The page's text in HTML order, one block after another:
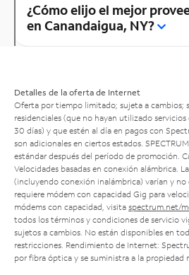
¿Cómo elijo el mejor
en Canandaigua, NY?
Detalles de la oferta de Internet
Oferta por tiempo limitado; sujeta a cambios;
residenciales (que no hayan utilizado
30 días) y que estén al día en pagos con
son adicionales en ciertos estados.
estándar después del período de promoción.
Velocidades basadas en conexión alámbrica.
(incluyendo conexión inalámbrica) varían y no
requiere módem con capacidad Gig para
módems con capacidad, visita spectrum.net/
todos los términos y condiciones de servicio
sujetos a cambios. No están disponibles en
restricciones. Rendimiento de Internet:
por fibra óptica y se suministra a la propiedad